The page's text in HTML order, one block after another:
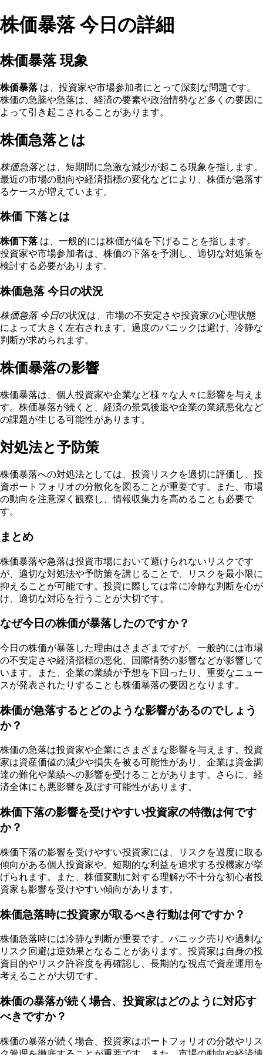
株価暴落 今日の詳細
株価暴落 現象
株価暴落 は、投資家や市場参加者にとって深刻な問題です。
株価の急騰や急落は、経済の要素や政治情勢など多くの要因に
よって引き起こされることがあります。
株価急落とは
株価急落とは、短期間に急激な減少が起こる現象を指します。
最近の市場の動向や経済指標の変化などにより、株価が急落す
るケースが増えています。
株価 下落とは
株価下落 は、一般的には株価が値を下げることを指します。
投資家や市場参加者は、株価の下落を予測し、適切な対処策を
検討する必要があります。
株価急落 今日の状況
株価急落 今日の状況は、市場の不安定さや投資家の心理状態
によって大きく左右されます。過度のパニックは避け、冷静な
判断が求められます。
株価暴落の影響
株価暴落は、個人投資家や企業など様々な人々に影響を与えま
す。株価暴落が続くと、経済の景気後退や企業の業績悪化など
の課題が生じる可能性があります。
対処法と予防策
株価暴落への対処法としては、投資リスクを適切に評価し、投
資ポートフォリオの分散化を図ることが重要です。また、市場
の動向を注意深く観察し、情報収集力を高めることも必要で
す。
まとめ
株価暴落や急落は投資市場において避けられないリスクです
が、適切な対処法や予防策を講じることで、リスクを最小限に
抑えることが可能です。投資に際しては常に冷静な判断を心が
け、適切な対応を行うことが大切です。
なぜ今日の株価が暴落したのですか？
今日の株価が暴落した理由はさまざまですが、一般的には市場
の不安定さや経済指標の悪化、国際情勢の影響などが影響して
います。また、企業の業績が予想を下回ったり、重要なニュー
スが発表されたりすることも株価暴落の要因となります。
株価が急落するとどのような影響があるのでしょう
か？
株価の急落は投資家や企業にさまざまな影響を与えます。投資
家は資産価値の減少や損失を被る可能性があり、企業は資金調
達の難化や業績への影響を受けることがあります。さらに、経
済全体にも悪影響を及ぼす可能性があります。
株価下落の影響を受けやすい投資家の特徴は何です
か？
株価下落の影響を受けやすい投資家には、リスクを過度に取る
傾向がある個人投資家や、短期的な利益を追求する投機家が挙
げられます。また、株価変動に対する理解が不十分な初心者投
資家も影響を受けやすい傾向があります。
株価急落時に投資家が取るべき行動は何ですか？
株価急落時には冷静な判断が重要です。パニック売りや過剰な
リスク回避は逆効果となることがあります。投資家は自身の投
資目的やリスク許容度を再確認し、長期的な視点で資産運用を
考えることが大切です。
株価の暴落が続く場合、投資家はどのように対応す
べきですか？
株価の暴落が続く場合、投資家はポートフォリオの分散やリス